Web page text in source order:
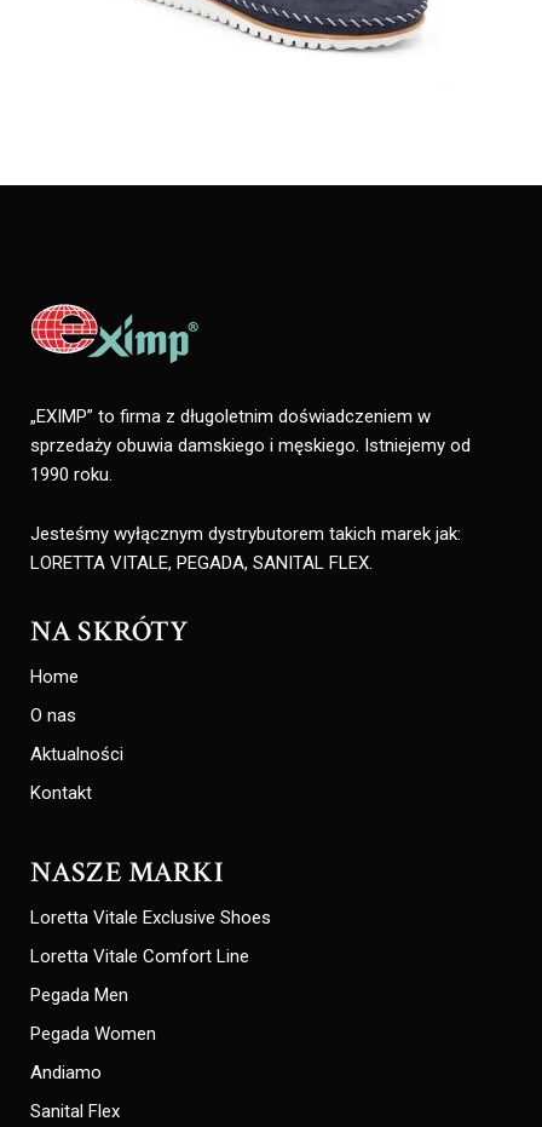
„EXIMP” to firma z długoletnim doświadczeniem w
sprzedaży obuwia damskiego i męskiego. Istniejemy od
1990 roku.
Jesteśmy wyłącznym dystrybutorem takich marek jak:
LORETTA VITALE, PEGADA, SANITAL FLEX.
NA SKRÓTY
Home
O nas
Aktualności
Kontakt
NASZE MARKI
Loretta Vitale Exclusive Shoes
Loretta Vitale Comfort Line
Pegada Men
Pegada Women
Andiamo
Sanital Flex